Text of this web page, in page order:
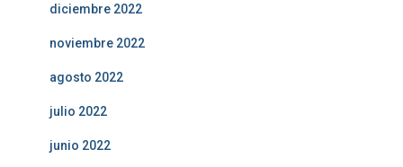
diciembre 2022
noviembre 2022
agosto 2022
julio 2022
junio 2022